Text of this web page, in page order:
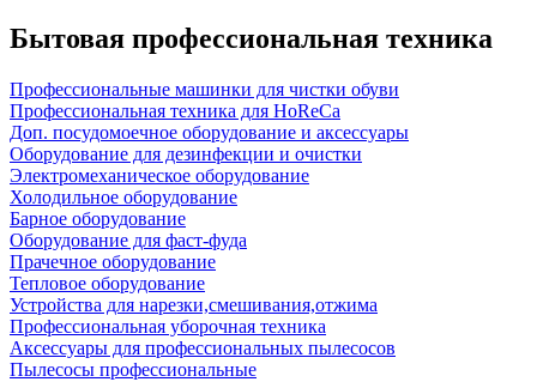
Бытовая профессиональная техника
Профессиональные машинки для чистки обуви
Профессиональная техника для HoReCa
Доп. посудомоечное оборудование и аксессуары
Оборудование для дезинфекции и очистки
Электромеханическое оборудование
Холодильное оборудование
Барное оборудование
Оборудование для фаст-фуда
Прачечное оборудование
Тепловое оборудование
Устройства для нарезки,смешивания,отжима
Профессиональная уборочная техника
Аксессуары для профессиональных пылесосов
Пылесосы профессиональные